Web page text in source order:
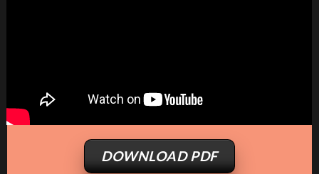
DOWNLOAD PDF